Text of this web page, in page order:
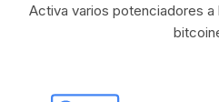
Activa varios potenciadores a